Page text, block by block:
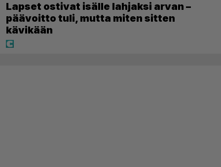
Lapset ostivat isälle lahjaksi arvan –
päävoitto tuli, mutta miten sitten
kävikään